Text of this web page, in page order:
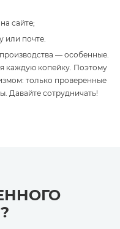
сайте;
или почте.
— особенные.
каждую копейку. Поэтому
только проверенные
Давайте сотрудничать!